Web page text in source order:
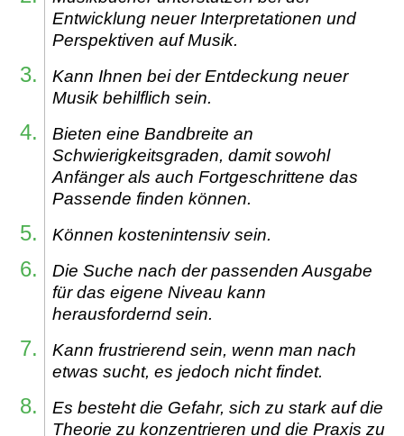
Entwicklung neuer Interpretationen und
Perspektiven auf Musik.
Kann Ihnen bei der Entdeckung neuer
Musik behilflich sein.
Bieten eine Bandbreite an
Schwierigkeitsgraden, damit sowohl
Anfänger als auch Fortgeschrittene das
Passende finden können.
Können kostenintensiv sein.
Die Suche nach der passenden Ausgabe
für das eigene Niveau kann
herausfordernd sein.
Kann frustrierend sein, wenn man nach
etwas sucht, es jedoch nicht findet.
Es besteht die Gefahr, sich zu stark auf die
Theorie zu konzentrieren und die Praxis zu